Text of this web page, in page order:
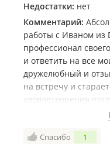
Недостатки: нет
Комментарий:
работы с Иваном из
профессионал
и ответить на все
дружелюбный и
на встречу и
удовлетворения
его помощи мне
автомобиль по
результатом и
Спасибо 1